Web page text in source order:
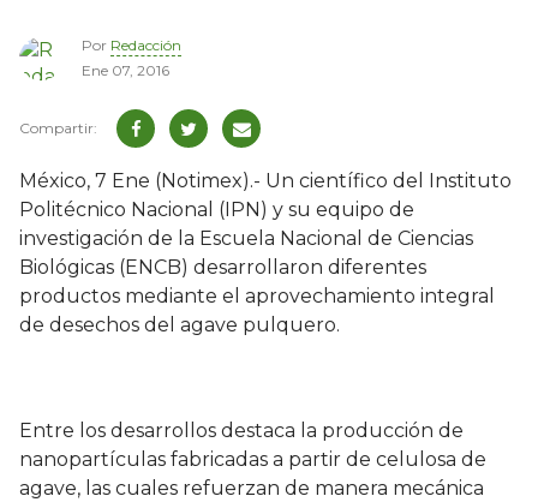
Por Redacción
Ene 07, 2016
México, 7 Ene (Notimex).- Un científico del Instituto
Politécnico Nacional (IPN) y su equipo de
investigación de la Escuela Nacional de Ciencias
Biológicas (ENCB) desarrollaron diferentes
productos mediante el aprovechamiento integral
de desechos del agave pulquero.
Entre los desarrollos destaca la producción de
nanopartículas fabricadas a partir de celulosa de
agave, las cuales refuerzan de manera mecánica